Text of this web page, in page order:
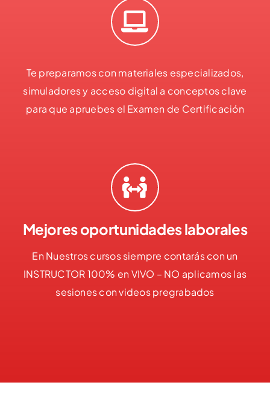
Te preparamos con materiales especializados,
simuladores y acceso digital a conceptos clave
para que apruebes el Examen de Certificación
Mejores oportunidades laborales
En Nuestros cursos siempre contarás con un
INSTRUCTOR 100% en VIVO – NO aplicamos las
sesiones con videos pregrabados